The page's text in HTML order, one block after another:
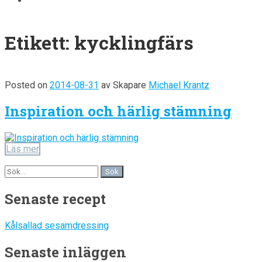
Etikett: kycklingfärs
Posted on 2014-08-31 av Skapare Michael Krantz
Inspiration och härlig stämning
Läs mer
Senaste recept
Kålsallad sesamdressing
Senaste inläggen